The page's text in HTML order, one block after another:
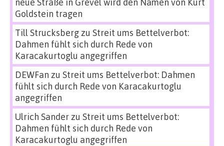
Goldstein tragen
Till Strucksbergzu Streit ums Bettelverbot:
Dahmen fühlt sich durch Rede von
Karacakurtoglu angegriffen
DEWFan zu Streit ums Bettelverbot: Dahmen
fühlt sich durch Rede von Karacakurtoglu
angegriffen
Ulrich Sanderzu Streit ums Bettelverbot:
Dahmen fühlt sich durch Rede von
Karacakurtoglu angegriffen